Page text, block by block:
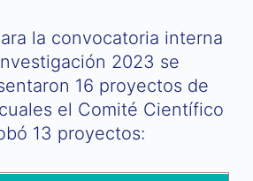
la convocatoria interna
2023 se
16 proyectos de
el Comité Científico
13 proyectos: